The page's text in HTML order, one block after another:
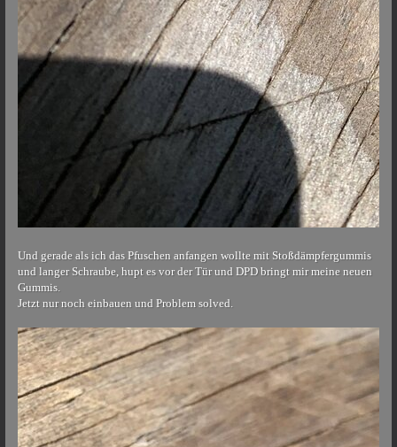
Und gerade als ich das Pfuschen anfangen wollte mit Stoßdämpfergummis
und langer Schraube, hupt es vor der Tür und DPD bringt mir meine neuen
Gummis.
Jetzt nur noch einbauen und Problem solved.